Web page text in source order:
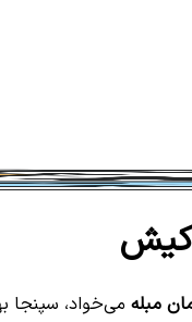
کیش
مبله می‌خواد، سپنجا